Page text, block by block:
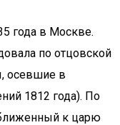
года в Москве.
по отцовской
осевшие в
1812 года). По
к царю